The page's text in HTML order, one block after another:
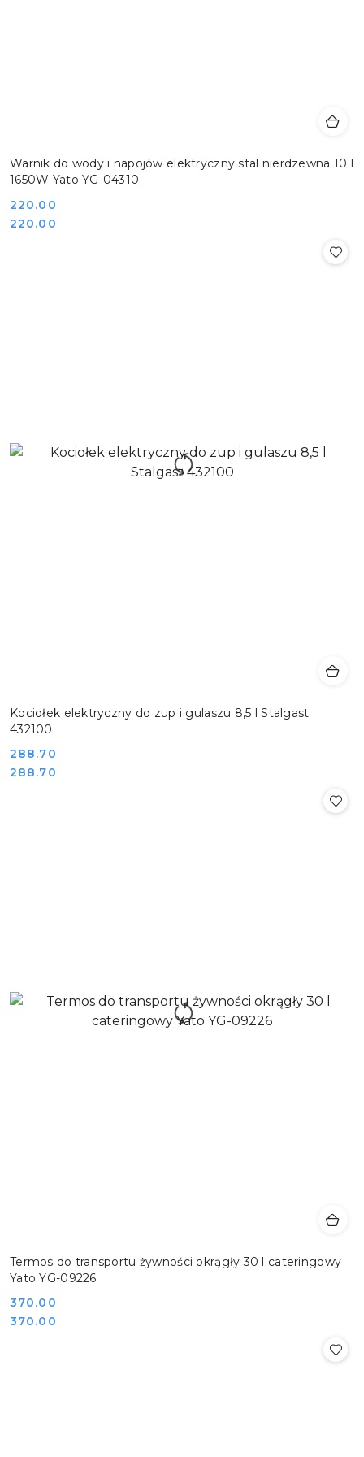
Warnik do wody i napojów elektryczny stal nierdzewna 10 l
1650W Yato YG-04310
Cena:
220.00
Cena:
220.00
Kociołek elektryczny do zup i gulaszu 8,5 l Stalgast
432100
Cena:
288.70
Cena:
288.70
Termos do transportu żywności okrągły 30 l cateringowy
Yato YG-09226
Cena:
370.00
Cena:
370.00